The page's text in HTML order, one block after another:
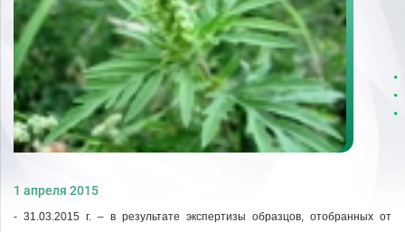
1 апреля 2015
- 31.03.2015 г. – в результате экспертизы образцов, отобранных от